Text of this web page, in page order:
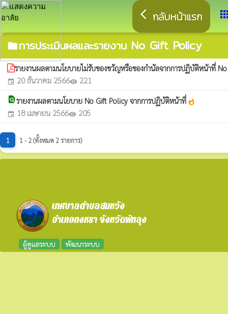
arrow_back_ios กลับหน้าแรก
folderการประเมินผลและรายงาน No Gift Policy
รายงานผลตามนโยบายไม่รับของขวัญหรือของกำนัลจากการปฏิบัติหน้าที่
event 20 ธันวาคม 2566visibility 221
find_in_pageรายงานผลตามนโยบาย No Gift Policy จากการปฏิบัติหน้าที่ whatshot
event 18 เมษายน 2566visibility 205
1 1 - 2 (ทั้งหมด 2 รายการ)
เทศบาลตำบลสมหวัง
อำเภอกงหรา จังหวัดพัทลุง
ผู้ดูแลระบบ พัฒนาระบบ